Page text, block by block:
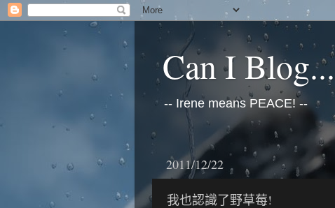
Can I Blog...
-- Irene means PEACE! --
2011/12/22
我也認識了野草莓!